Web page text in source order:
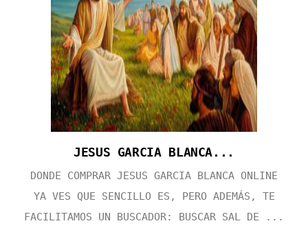
JESUS GARCIA BLANCA...
DONDE COMPRAR JESUS GARCIA BLANCA ONLINE
YA VES QUE SENCILLO ES, PERO ADEMÁS, TE
FACILITAMOS UN BUSCADOR: BUSCAR SAL DE ...